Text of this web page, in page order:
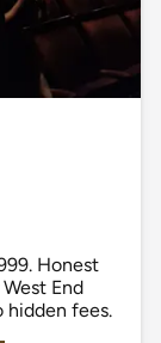
Honest
End
hidden fees.